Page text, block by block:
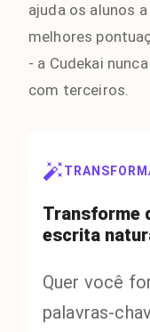
ajuda os alunos
melhores
- a Cudekai
com terceiros.
Transforme
escrita
Quer você
palavras-